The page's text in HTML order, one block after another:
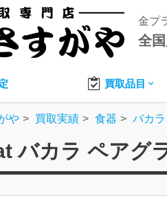
金プ
全
買取品目
や 買取実績 食器 バカラ
バカラ ペアグ